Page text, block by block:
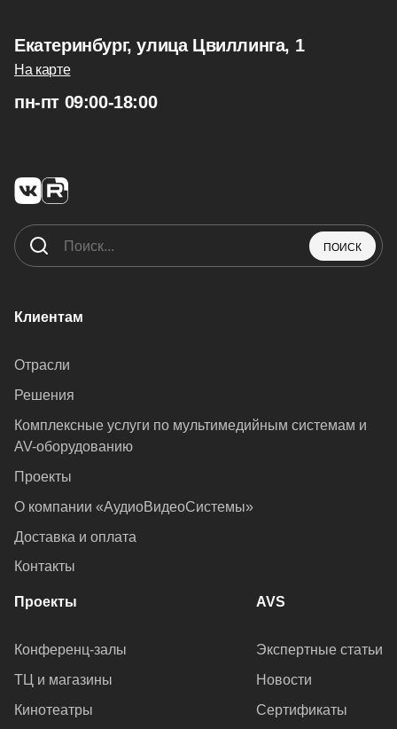
Екатеринбург, улица Цвиллинга, 1
На карте
пн-пт 09:00-18:00
ПОИСК
Клиентам
Отрасли
Решения
Комплексные услуги по мультимедийным системам и
AV-оборудованию
Проекты
О компании «АудиоВидеоСистемы»
Доставка и оплата
Контакты
Проекты
Конференц-залы
ТЦ и магазины
Кинотеатры
AVS
Экспертные статьи
Новости
Сертификаты